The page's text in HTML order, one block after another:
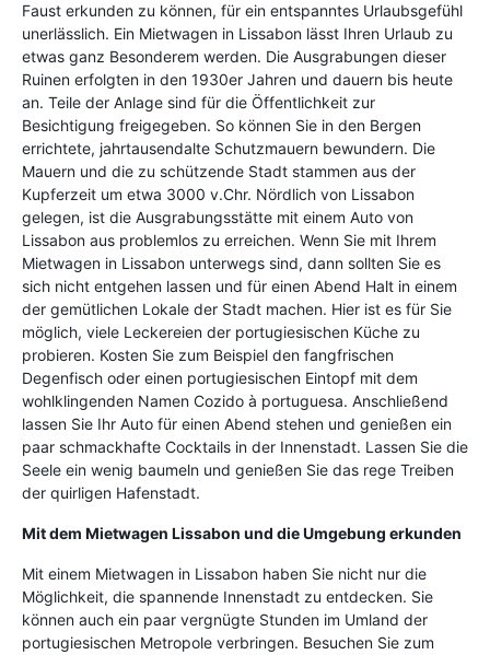
Faust erkunden zu können, für ein entspanntes Urlaubsgefühl
unerlässlich. Ein Mietwagen in Lissabon lässt Ihren Urlaub zu
etwas ganz Besonderem werden. Die Ausgrabungen dieser
Ruinen erfolgten in den 1930er Jahren und dauern bis heute
an. Teile der Anlage sind für die Öffentlichkeit zur
Besichtigung freigegeben. So können Sie in den Bergen
errichtete, jahrtausendalte Schutzmauern bewundern. Die
Mauern und die zu schützende Stadt stammen aus der
Kupferzeit um etwa 3000 v.Chr. Nördlich von Lissabon
gelegen, ist die Ausgrabungsstätte mit einem Auto von
Lissabon aus problemlos zu erreichen. Wenn Sie mit Ihrem
Mietwagen in Lissabon unterwegs sind, dann sollten Sie es
sich nicht entgehen lassen und für einen Abend Halt in einem
der gemütlichen Lokale der Stadt machen. Hier ist es für Sie
möglich, viele Leckereien der portugiesischen Küche zu
probieren. Kosten Sie zum Beispiel den fangfrischen
Degenfisch oder einen portugiesischen Eintopf mit dem
wohlklingenden Namen Cozido à portuguesa. Anschließend
lassen Sie Ihr Auto für einen Abend stehen und genießen ein
paar schmackhafte Cocktails in der Innenstadt. Lassen Sie die
Seele ein wenig baumeln und genießen Sie das rege Treiben
der quirligen Hafenstadt.
Mit dem Mietwagen Lissabon und die Umgebung erkunden
Mit einem Mietwagen in Lissabon haben Sie nicht nur die
Möglichkeit, die spannende Innenstadt zu entdecken. Sie
können auch ein paar vergnügte Stunden im Umland der
portugiesischen Metropole verbringen. Besuchen Sie zum